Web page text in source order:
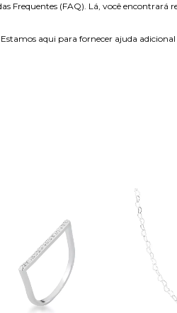
Frequentes (FAQ). Lá, você encontrará
aqui para fornecer ajuda adicional